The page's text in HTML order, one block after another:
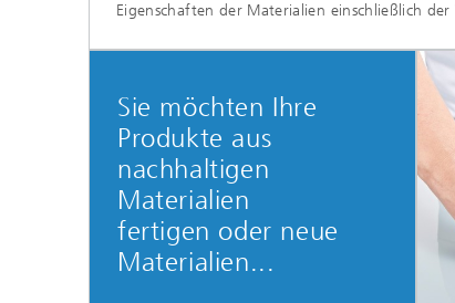
Eigenschaften der Materialien einschließlich
Sie möchten Ihre
Produkte aus
nachhaltigen
Materialien
fertigen oder neue
Materialien...